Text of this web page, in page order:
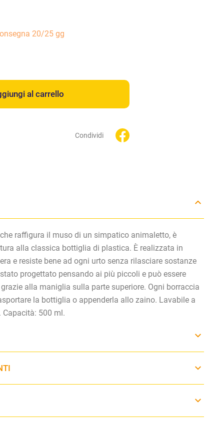
20/25 gg
al carrello
Condividi
raffigura il muso di un simpatico animaletto, è
alla classica bottiglia di plastica. È realizzata in
e resiste bene ad ogni urto senza rilasciare sostanze
progettato pensando ai più piccoli e può essere
alla maniglia sulla parte superiore. Ogni borraccia
la bottiglia o appenderla allo zaino. Lavabile a
Capacità: 500 ml.